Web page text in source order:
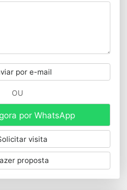
por e-mail
OU
por WhatsApp
visita
proposta